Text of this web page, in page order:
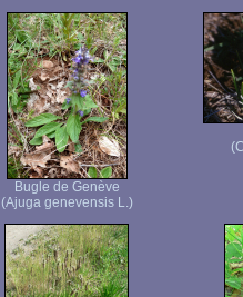
Bugle de Genève
(Ajuga genevensis L.)